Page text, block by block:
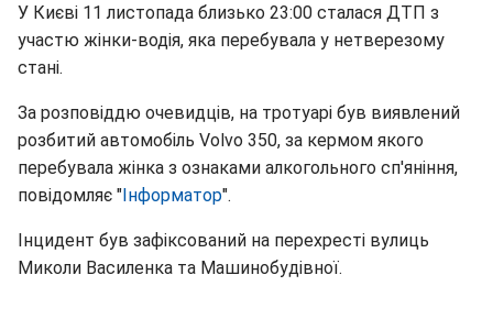
У Києві 11 листопада близько 23:00 сталася ДТП з
участю жінки-водія, яка перебувала у нетверезому
стані.
За розповіддю очевидців, на тротуарі був виявлений
розбитий автомобіль Volvo 350, за кермом якого
перебувала жінка з ознаками алкогольного сп'яніння,
повідомляє "Інформатор".
Інцидент був зафіксований на перехресті вулиць
Миколи Василенка та Машинобудівної.